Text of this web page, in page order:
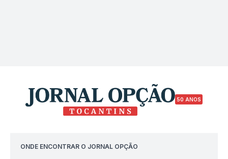
50 ANOS
ONDE ENCONTRAR O JORNAL OPÇÃO